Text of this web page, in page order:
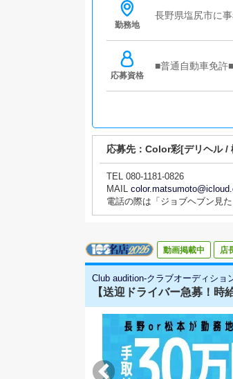
勤務地
長野県塩尻市に
応募資格
■普通自動車免許
応募先： Color彩[デリヘル /
TEL 080-1181-0826
MAIL
電話の際は「ジョブヘブン見
動画掲載中 店
Club audition-クラブオーディショ
【送迎ドライバー急募！時